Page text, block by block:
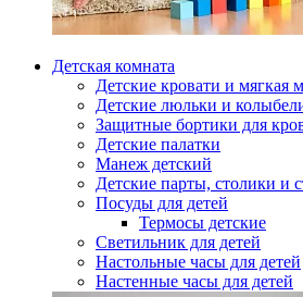
Детская комната
Детские кровати и мягкая
Детские люльки и
Защитные бортики для
Детские палатки
Манеж детский
Детские парты, столики и
Посуды для детей
Термосы детские
Светильник для детей
Настольные часы для детей
Настенные часы для детей